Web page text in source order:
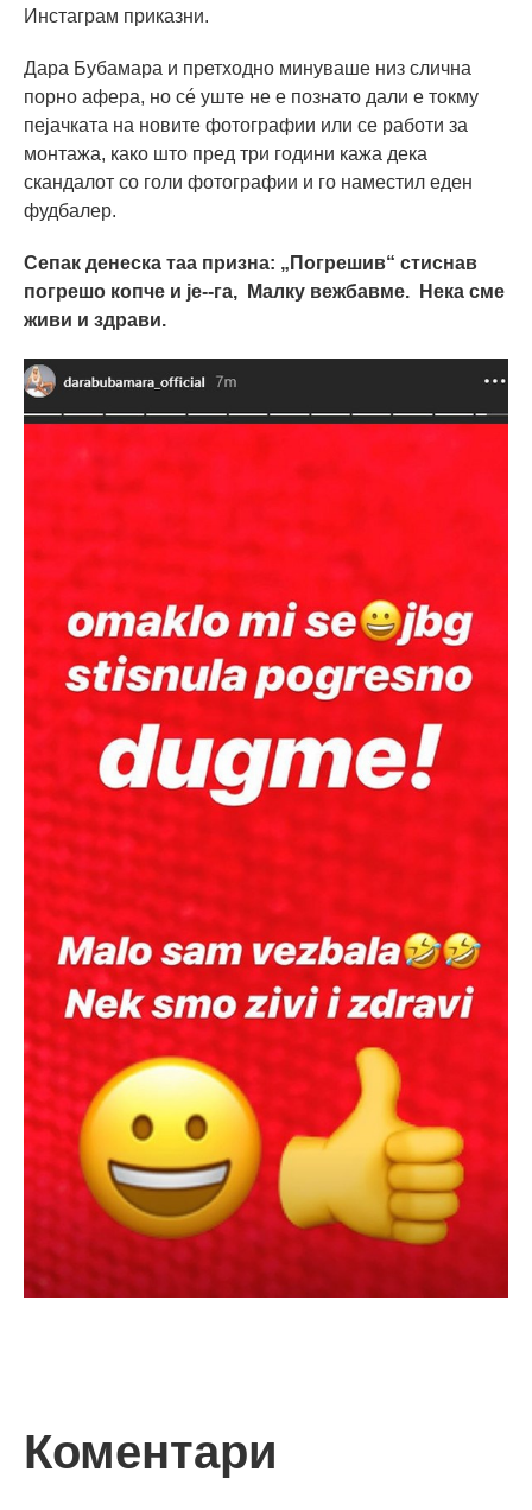
Инстаграм приказни.
Дара Бубамара и претходно минуваше низ слична
порно афера, но сé уште не е познато дали е токму
пејачката на новите фотографии или се работи за
монтажа, како што пред три години кажа дека
скандалот со голи фотографии и го наместил еден
фудбалер.
Сепак денеска таа призна: „Погрешив“ стиснав
погрешо копче и је--га, Малку вежбавме. Нека сме
живи и здрави.
Коментари